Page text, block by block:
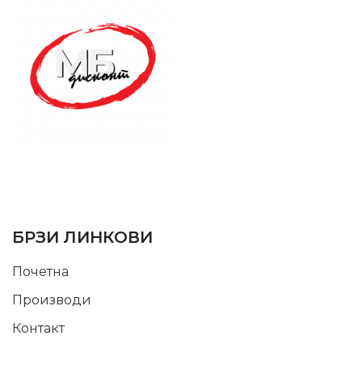
БРЗИ ЛИНКОВИ
Почетна
Производи
Контакт